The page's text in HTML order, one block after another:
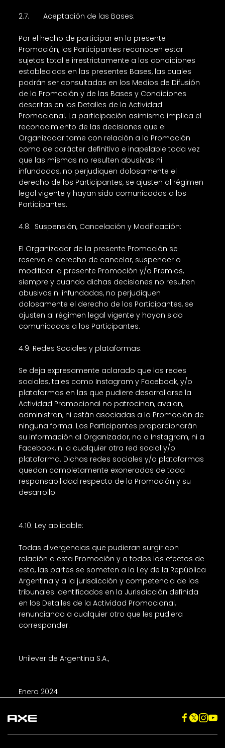
2.7. Aceptación de las Bases:
Por el hecho de participar en la presente
Promoción, los Participantes reconocen estar
sujetos total e irrestrictamente a las condiciones
establecidas en las presentes Bases, las cuales
podrán ser consultadas en los Medios de Difusión
de la Promoción y de las Bases y Condiciones
descritas en los Detalles de la Actividad
Promocional. La participación asimismo implica el
reconocimiento de las decisiones que el
Organizador tome con relación a la Promoción
como de carácter definitivo e inapelable toda vez
que las mismas no resulten abusivas ni
infundadas, no perjudiquen dolosamente el
derecho de los Participantes, se ajusten al régimen
legal vigente y hayan sido comunicadas a los
Participantes.
4.8. Suspensión, Cancelación y Modificación:
El Organizador de la presente Promoción se
reserva el derecho de cancelar, suspender o
modificar la presente Promoción y/o Premios,
siempre y cuando dichas decisiones no resulten
abusivas ni infundadas, no perjudiquen
dolosamente el derecho de los Participantes, se
ajusten al régimen legal vigente y hayan sido
comunicadas a los Participantes.
4.9. Redes Sociales y plataformas:
Se deja expresamente aclarado que las redes
sociales, tales como Instagram y Facebook, y/o
plataformas en las que pudiere desarrollarse la
Actividad Promocional no patrocinan, avalan,
administran, ni están asociadas a la Promoción de
ninguna forma. Los Participantes proporcionarán
su información al Organizador, no a Instagram, ni a
Facebook, ni a cualquier otra red social y/o
plataforma. Dichas redes sociales y/o plataformas
quedan completamente exoneradas de toda
responsabilidad respecto de la Promoción y su
desarrollo.
4.10. Ley aplicable:
Todas divergencias que pudieran surgir con
relación a esta Promoción y a todos los efectos de
esta, las partes se someten a la Ley de la República
Argentina y a la jurisdicción y competencia de los
tribunales identificados en la Jurisdicción definida
en los Detalles de la Actividad Promocional,
renunciando a cualquier otro que les pudiera
corresponder.
Unilever de Argentina S.A.,
Enero 2024